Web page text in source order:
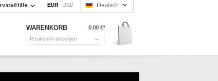
Hilfe Deutsch
WARENKORB
0,00 €*
Positionen anzeigen